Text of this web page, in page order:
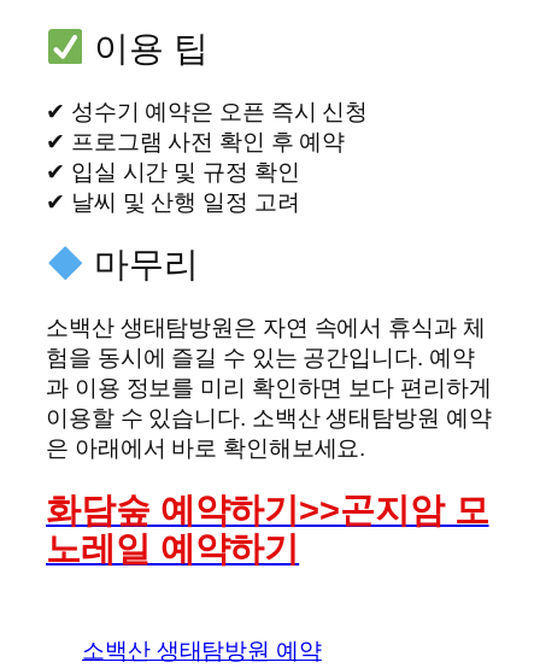
이용 팁
✔ 성수기 예약은 오픈 즉시 신청
✔ 프로그램 사전 확인 후 예약
✔ 입실 시간 및 규정 확인
✔ 날씨 및 산행 일정 고려
마무리
소백산 생태탐방원은 자연 속에서 휴식과 체
험을 동시에 즐길 수 있는 공간입니다. 예약
과 이용 정보를 미리 확인하면 보다 편리하게
이용할 수 있습니다. 소백산 생태탐방원 예약
은 아래에서 바로 확인해보세요.
화담숲 예약하기>>곤지암 모
노레일 예약하기
소백산 생태탐방원 예약